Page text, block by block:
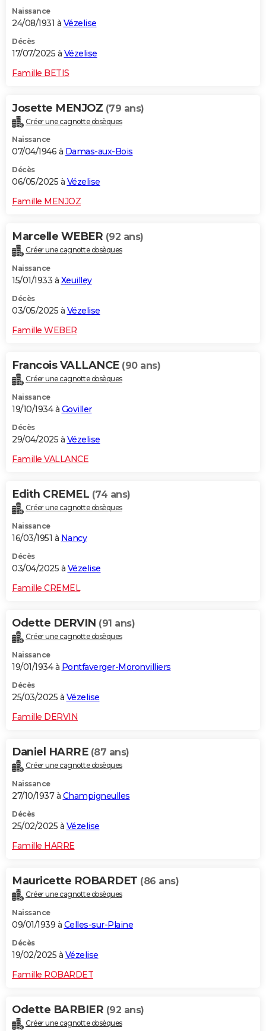
Naissance
24/08/1931 à Vézelise
Décès
17/07/2025 à Vézelise
Famille BETIS
Josette MENJOZ (79 ans)
Créer une cagnotte obsèques
Naissance
07/04/1946 à Damas-aux-Bois
Décès
06/05/2025 à Vézelise
Famille MENJOZ
Marcelle WEBER (92 ans)
Créer une cagnotte obsèques
Naissance
15/01/1933 à Xeuilley
Décès
03/05/2025 à Vézelise
Famille WEBER
Francois VALLANCE (90 ans)
Créer une cagnotte obsèques
Naissance
19/10/1934 à Goviller
Décès
29/04/2025 à Vézelise
Famille VALLANCE
Edith CREMEL (74 ans)
Créer une cagnotte obsèques
Naissance
16/03/1951 à Nancy
Décès
03/04/2025 à Vézelise
Famille CREMEL
Odette DERVIN (91 ans)
Créer une cagnotte obsèques
Naissance
19/01/1934 à Pontfaverger-Moronvilliers
Décès
25/03/2025 à Vézelise
Famille DERVIN
Daniel HARRE (87 ans)
Créer une cagnotte obsèques
Naissance
27/10/1937 à Champigneulles
Décès
25/02/2025 à Vézelise
Famille HARRE
Mauricette ROBARDET (86 ans)
Créer une cagnotte obsèques
Naissance
09/01/1939 à Celles-sur-Plaine
Décès
19/02/2025 à Vézelise
Famille ROBARDET
Odette BARBIER (92 ans)
Créer une cagnotte obsèques